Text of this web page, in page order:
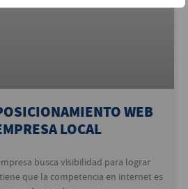
WEB
LOCAL
busca visibilidad para lograr
que la competencia en internet es